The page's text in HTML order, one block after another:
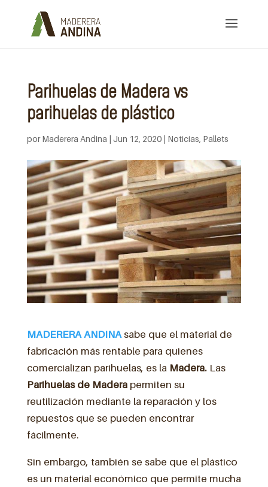
Parihuelas de Madera vs
parihuelas de plástico
porMaderera Andina | Jun 12, 2020| Noticias Pallets
MADERERA ANDINA sabe que el material de
fabricación más rentable para quienes
comercializan parihuelas, es la Madera. Las
Parihuelas de Madera permiten su
reutilización mediante la reparación y los
repuestos que se pueden encontrar
fácilmente.
Sin embargo, también se sabe que el plástico
es un material económico que permite mucha